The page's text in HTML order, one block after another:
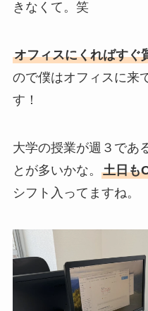
きなくて。笑
オフィスにくればすぐ
ので僕はオフィスに来
す！
大学の授業が週３であ
とが多いかな。 土日も
シフト入ってますね。